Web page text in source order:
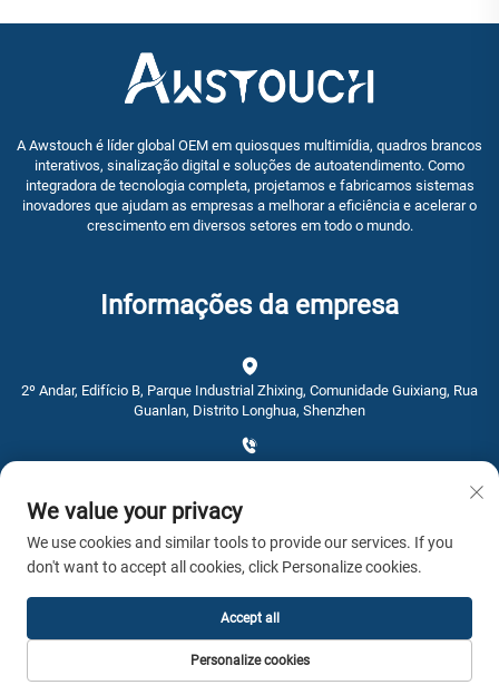
A Awstouch é líder global OEM em quiosques multimídia, quadros brancos
interativos, sinalização digital e soluções de autoatendimento. Como
integradora de tecnologia completa, projetamos e fabricamos sistemas
inovadores que ajudam as empresas a melhorar a eficiência e acelerar o
crescimento em diversos setores em todo o mundo.
Informações da empresa
2º Andar, Edifício B, Parque Industrial Zhixing, Comunidade Guixiang, Rua
Guanlan, Distrito Longhua, Shenzhen
[email protected]
Copyright © 2026 AWSTOUCH Todos os direitos reservados. - Política de
Privacidade
We value your privacy
We use cookies and similar tools to provide our services. If you
don't want to accept all cookies, click Personalize cookies.
Personalize cookies
Accept all